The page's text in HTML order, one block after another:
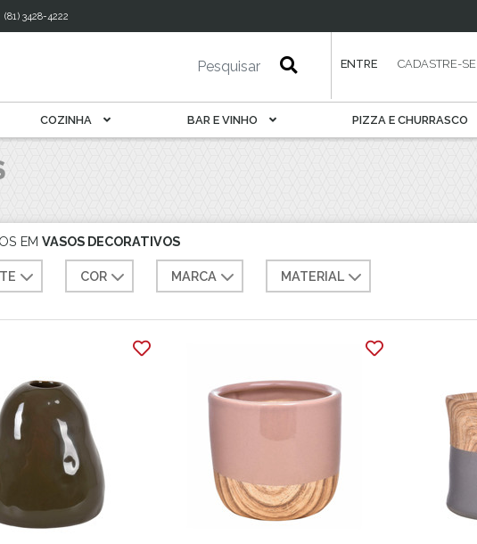
(81) 3428-4222
ENTRE CADASTRE-SE
COZINHA BAR E VINHO PIZZA E CHURRASCO
Porta Pão E Torrada
Rechaud
Sopeira
EM VASOS DECORATIVOS
COR MARCA MATERIAL